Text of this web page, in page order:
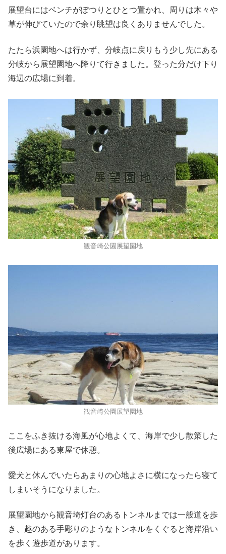
展望台にはベンチがぽつりとひとつ置かれ、周りは木々や
草が伸びていたので余り眺望は良くありませんでした。
たたら浜園地へは行かず、分岐点に戻りもう少し先にある
分岐から展望園地へ降りて行きました。登った分だけ下り
海辺の広場に到着。
観音崎公園展望園地
観音崎公園展望園地
ここをふき抜ける海風が心地よくて、海岸で少し散策した
後広場にある東屋で休憩。
愛犬と休んでいたらあまりの心地よさに横になったら寝て
しまいそうになりました。
展望園地から観音埼灯台のあるトンネルまでは一般道を歩
き、趣のある手彫りのようなトンネルをくぐると海岸沿い
を歩く遊歩道があります。